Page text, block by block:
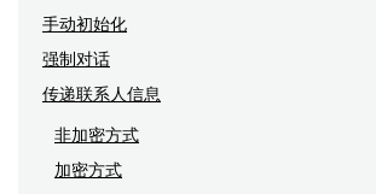
手动初始化
强制对话
传递联系人信息
非加密方式
加密方式